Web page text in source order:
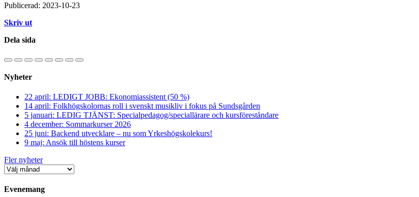
Publicerad: 2023-10-23
Skriv ut
Dela sida
Nyheter
22 april: LEDIGT JOBB: Ekonomiassistent (50 %)
14 april: Folkhögskolornas roll i svenskt musikliv i fokus på Sundsgården
5 januari: LEDIG TJÄNST: Specialpedagog/speciallärare och kursföreståndare
4 december: Sommarkurser 2026
25 juni: Backend utvecklare – nu som Yrkeshögskolekurs!
9 maj: Ansök till höstens kurser
Fler nyheter
Evenemang